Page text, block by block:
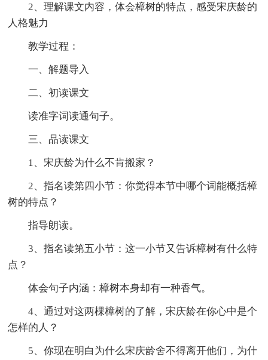
2、理解课文内容，体会樟树的特点，感受宋庆龄的
人格魅力
教学过程：
一、解题导入
二、初读课文
读准字词读通句子。
三、品读课文
1、宋庆龄为什么不肯搬家？
2、指名读第四小节：你觉得本节中哪个词能概括樟
树的特点？
指导朗读。
3、指名读第五小节：这一小节又告诉樟树有什么特
点？
体会句子内涵：樟树本身却有一种香气。
4、通过对这两棵樟树的了解，宋庆龄在你心中是个
怎样的人？
5、你现在明白为什么宋庆龄舍不得离开他们，为什